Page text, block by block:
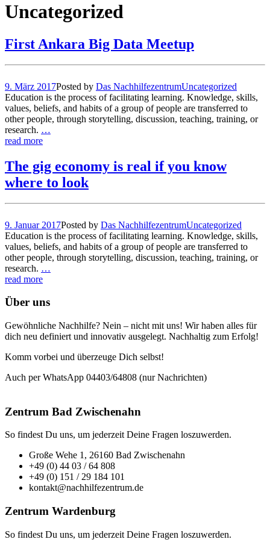
Uncategorized
First Ankara Big Data Meetup
9. März 2017Posted by Das NachhilfezentrumUncategorized
Education is the process of facilitating learning. Knowledge, skills,
values, beliefs, and habits of a group of people are transferred to
other people, through storytelling, discussion, teaching, training, or
research. …
read more
The gig economy is real if you know
where to look
9. Januar 2017Posted by Das NachhilfezentrumUncategorized
Education is the process of facilitating learning. Knowledge, skills,
values, beliefs, and habits of a group of people are transferred to
other people, through storytelling, discussion, teaching, training, or
research. …
read more
Über uns
Gewöhnliche Nachhilfe? Nein – nicht mit uns! Wir haben alles für
dich neu definiert und innovativ ausgelegt. Nachhaltig zum Erfolg!
Komm vorbei und überzeuge Dich selbst!
Auch per WhatsApp 04403/64808 (nur Nachrichten)
Zentrum Bad Zwischenahn
So findest Du uns, um jederzeit Deine Fragen loszuwerden.
Große Wehe 1, 26160 Bad Zwischenahn
+49 (0) 44 03 / 64 808
+49 (0) 151 / 29 184 101
kontakt@nachhilfezentrum.de
Zentrum Wardenburg
So findest Du uns, um jederzeit Deine Fragen loszuwerden.